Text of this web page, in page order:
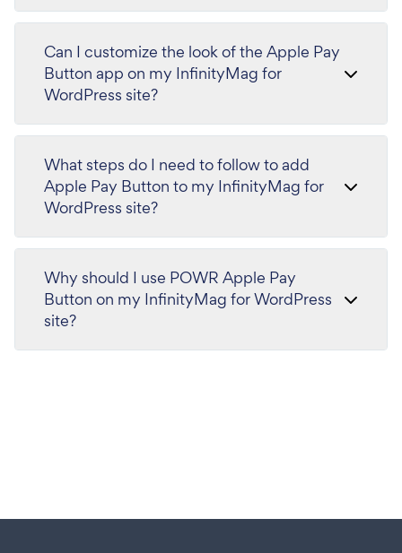
Can I customize the look of the Apple Pay
Button app on my InfinityMag for
WordPress site?
What steps do I need to follow to add
Apple Pay Button to my InfinityMag for
WordPress site?
Why should I use POWR Apple Pay
Button on my InfinityMag for WordPress
site?